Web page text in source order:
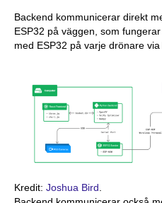
Backend kommunicerar direkt
ESP32 på väggen, som
med ESP32 på varje drönare
Kredit: Joshua Bird.